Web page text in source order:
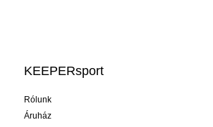
KEEPERsport
Rólunk
Áruház